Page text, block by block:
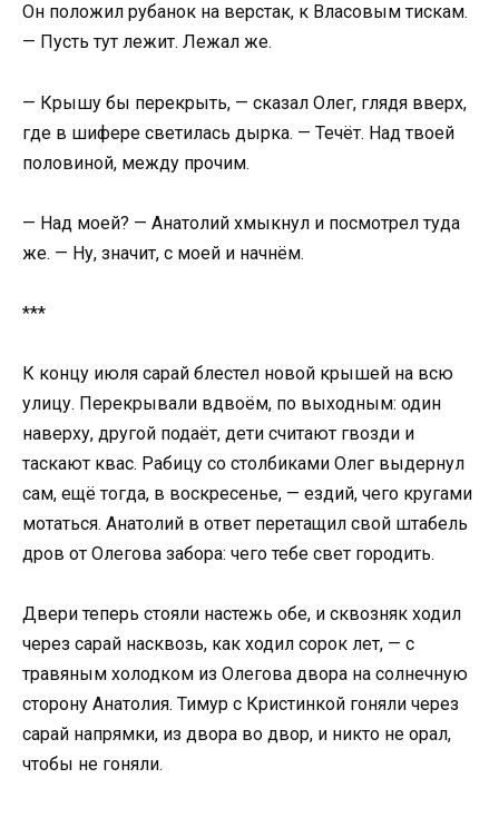
Он положил рубанок на верстак, к Власовым тискам.
— Пусть тут лежит. Лежал же.
— Крышу бы перекрыть, — сказал Олег, глядя вверх,
где в шифере светилась дырка. — Течёт. Над твоей
половиной, между прочим.
— Над моей? — Анатолий хмыкнул и посмотрел туда
же. — Ну, значит, с моей и начнём.
***
К концу июля сарай блестел новой крышей на всю
улицу. Перекрывали вдвоём, по выходным: один
наверху, другой подаёт, дети считают гвозди и
таскают квас. Рабицу со столбиками Олег выдернул
сам, ещё тогда, в воскресенье, — ездий, чего кругами
мотаться. Анатолий в ответ перетащил свой штабель
дров от Олегова забора: чего тебе свет городить.
Двери теперь стояли настежь обе, и сквозняк ходил
через сарай насквозь, как ходил сорок лет, — с
травяным холодком из Олегова двора на солнечную
сторону Анатолия. Тимур с Кристинкой гоняли через
сарай напрямки, из двора во двор, и никто не орал,
чтобы не гоняли.